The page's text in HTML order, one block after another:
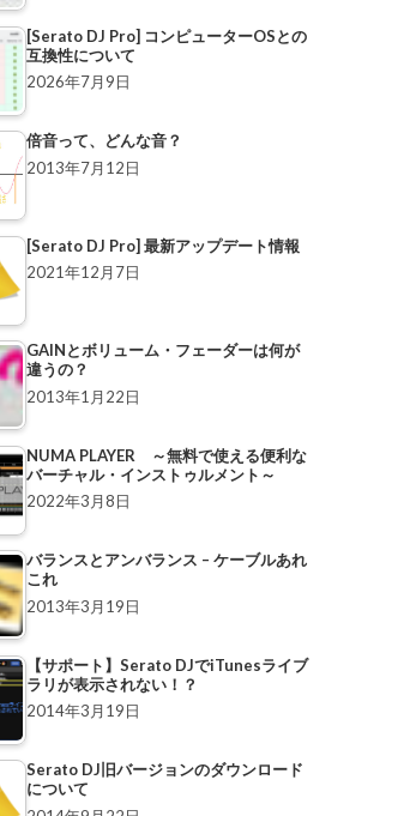
[Serato DJ Pro] コンピューターOSとの
互換性について
2026年7月9日
倍音って、どんな音？
2013年7月12日
[Serato DJ Pro] 最新アップデート情報
2021年12月7日
GAINとボリューム・フェーダーは何が
違うの？
2013年1月22日
NUMA PLAYER ～無料で使える便利な
バーチャル・インストゥルメント～
2022年3月8日
バランスとアンバランス – ケーブルあれ
これ
2013年3月19日
【サポート】Serato DJでiTunesライブ
ラリが表示されない！？
2014年3月19日
Serato DJ旧バージョンのダウンロード
について